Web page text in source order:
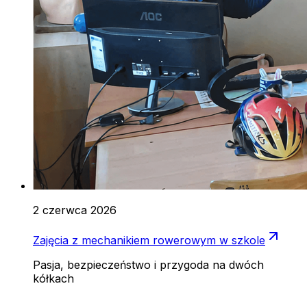
2 czerwca 2026
Zajęcia z mechanikiem rowerowym w szkole
Pasja, bezpieczeństwo i przygoda na dwóch
kółkach